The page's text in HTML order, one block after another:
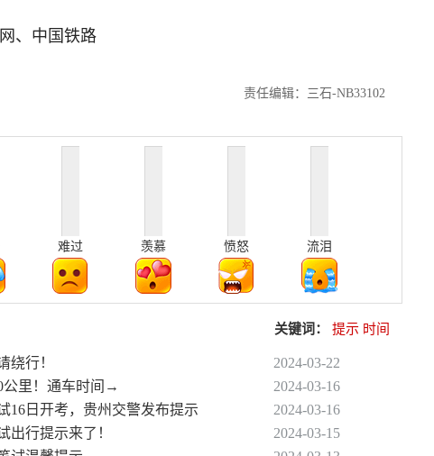
网、中国铁路
责任编辑：三石-NB33102
难过 羡慕 愤怒 流泪
关键词： 提示 时间
绕行！
2024-03-22
公里！通车时间→
2024-03-16
16日开考，贵州交警发布提示
2024-03-16
出行提示来了！
2024-03-15